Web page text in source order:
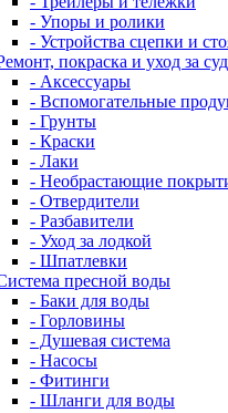
- Упоры и ролики
- Устройства сцепки и
покраска и уход за
- Аксессуары
- Вспомогательные
- Грунты
- Краски
- Лаки
- Необрастающие
- Отвердители
- Разбавители
- Уход за лодкой
- Шпатлевки
пресной воды
- Баки для воды
- Горловины
- Душевая система
- Насосы
- Фитинги
- Шланги для воды